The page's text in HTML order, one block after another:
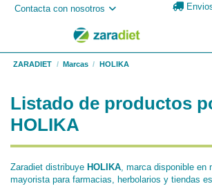
Contacta con nosotros
ZARADIET Marcas HOLIKA
Listado de productos
HOLIKA
Zaradiet distribuye HOLIKA, marca disponible en
mayorista para farmacias, herbolarios y tiendas